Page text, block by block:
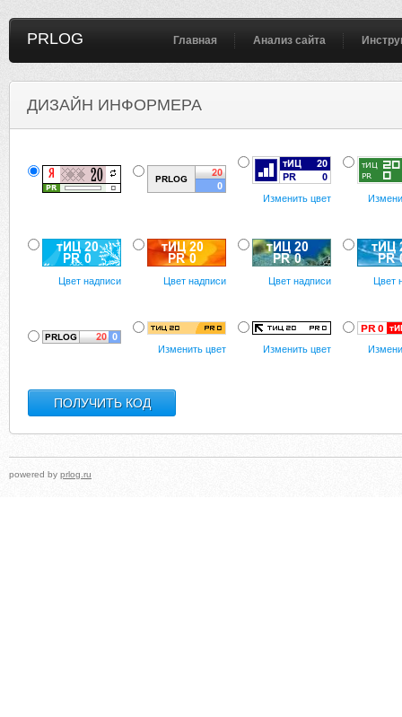
PRLOG Главная Анализ сайта
ДИЗАЙН ИНФОРМЕРА
Изменить цвет
Цвет надписи Цвет надписи Цвет надписи Цвет
Изменить цвет Изменить цвет
powered by prlog.ru